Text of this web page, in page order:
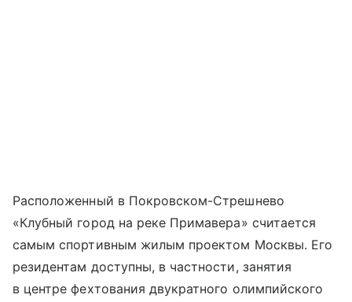
Расположенный в Покровском-Стрешнево
«Клубный город на реке Примавера» считается
самым спортивным жилым проектом Москвы. Его
резидентам доступны, в частности, занятия
в центре фехтования двукратного олимпийского